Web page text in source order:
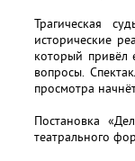
Трагическая
исторические
который привёл
вопросы.
просмотра
Постановка
театрального